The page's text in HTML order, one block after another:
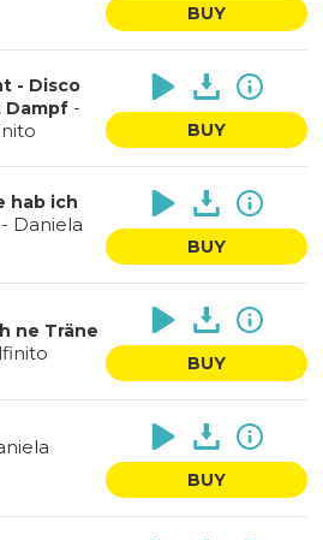
BUY
- Disco
Dampf-
BUY
hab ich
Daniela
BUY
ne Träne
BUY
BUY